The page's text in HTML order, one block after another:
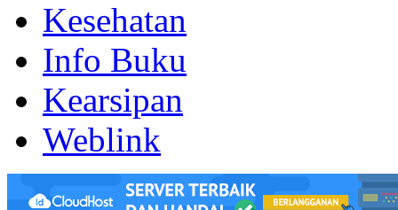
Kesehatan
Info Buku
Kearsipan
Weblink